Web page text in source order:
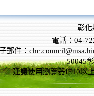
彰化
電話：04-
郵件：
50045
建議使用瀏覽器IE10以